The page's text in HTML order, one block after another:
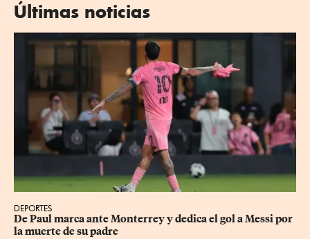
Últimas noticias
DEPORTES
De Paul marca ante Monterrey y dedica el gol a Messi por
la muerte de su padre